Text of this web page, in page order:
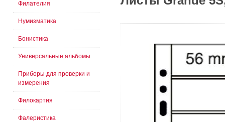
Филателия
Нумизматика
Бонистика
Универсальные альбомы
Приборы для проверки и
измерения
Филокартия
Фалеристика